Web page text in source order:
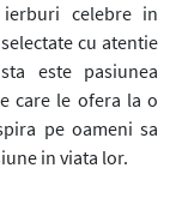
celebre in
cu atentie
este pasiunea
care le ofera la o
pe oameni sa
in viata lor.